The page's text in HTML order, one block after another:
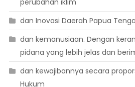
perubahan iklim
dan Inovasi Daerah Papua
dan kemanusiaan. Dengan
pidana yang lebih jelas dan
dan kewajibannya secara
Hukum